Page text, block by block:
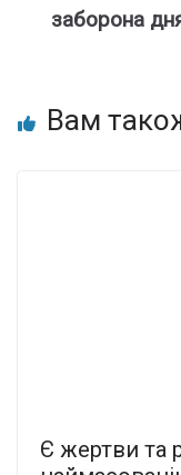
забopона
Вам
Є жертви та